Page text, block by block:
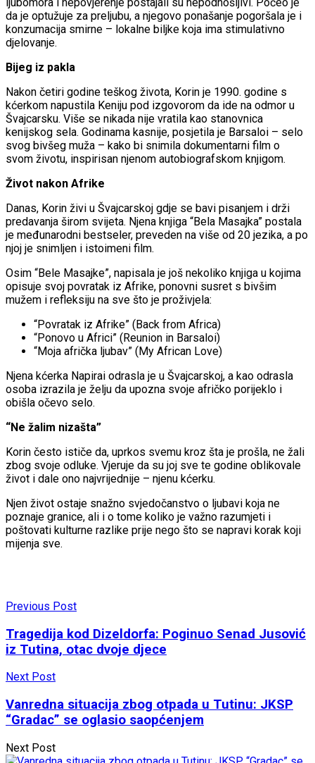
da je optužuje za preljubu, a njegovo ponašanje pogoršala je i
konzumacija smirne – lokalne biljke koja ima stimulativno
djelovanje.
Bijeg iz pakla
Nakon četiri godine teškog života, Korin je 1990. godine s
kćerkom napustila Keniju pod izgovorom da ide na odmor u
Švajcarsku. Više se nikada nije vratila kao stanovnica
kenijskog sela. Godinama kasnije, posjetila je Barsaloi – selo
svog bivšeg muža – kako bi snimila dokumentarni film o
svom životu, inspirisan njenom autobiografskom knjigom.
Život nakon Afrike
Danas, Korin živi u Švajcarskoj gdje se bavi pisanjem i drži
predavanja širom svijeta. Njena knjiga “Bela Masajka” postala
je međunarodni bestseler, preveden na više od 20 jezika, a po
njoj je snimljen i istoimeni film.
Osim “Bele Masajke”, napisala je još nekoliko knjiga u kojima
opisuje svoj povratak iz Afrike, ponovni susret s bivšim
mužem i refleksiju na sve što je proživjela:
“Povratak iz Afrike” (Back from Africa)
“Ponovo u Africi” (Reunion in Barsaloi)
“Moja afrička ljubav” (My African Love)
Njena kćerka Napirai odrasla je u Švajcarskoj, a kao odrasla
osoba izrazila je želju da upozna svoje afričko porijeklo i
obišla očevo selo.
“Ne žalim nizašta”
Korin često ističe da, uprkos svemu kroz šta je prošla, ne žali
zbog svoje odluke. Vjeruje da su joj sve te godine oblikovale
život i dale ono najvrijednije – njenu kćerku.
Njen život ostaje snažno svjedočanstvo o ljubavi koja ne
poznaje granice, ali i o tome koliko je važno razumjeti i
poštovati kulturne razlike prije nego što se napravi korak koji
mijenja sve.
Previous Post
Tragedija kod Dizeldorfa: Poginuo Senad Jusović
iz Tutina, otac dvoje djece
Next Post
Vanredna situacija zbog otpada u Tutinu: JKSP
“Gradac” se oglasio saopćenjem
Next Post